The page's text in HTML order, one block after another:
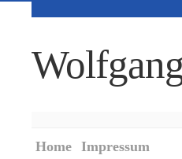
Home Impressum